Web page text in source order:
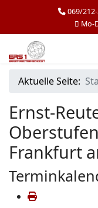
069/
Mo-
Aktuelle Seite:
Ernst-
Frankfurt